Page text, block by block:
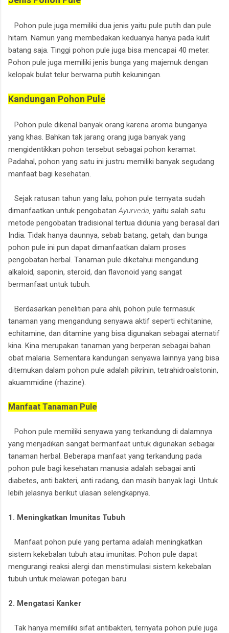
Pohon pule juga memiliki dua jenis yaitu pule putih dan pule
hitam. Namun yang membedakan keduanya hanya pada kulit
batang saja. Tinggi pohon pule juga bisa mencapai 40 meter.
Pohon pule juga memiliki jenis bunga yang majemuk dengan
kelopak bulat telur berwarna putih kekuningan.
Kandungan Pohon Pule
Pohon pule dikenal banyak orang karena aroma bunganya
yang khas. Bahkan tak jarang orang juga banyak yang
mengidentikkan pohon tersebut sebagai pohon keramat.
Padahal, pohon yang satu ini justru memiliki banyak segudang
manfaat bagi kesehatan.
Sejak ratusan tahun yang lalu, pohon pule ternyata sudah
dimanfaatkan untuk pengobatanAyurveda, yaitu salah satu
metode pengobatan tradisional tertua didunia yang berasal dari
India. Tidak hanya daunnya, sebab batang, getah, dan bunga
pohon pule ini pun dapat dimanfaatkan dalam proses
pengobatan herbal. Tanaman pule diketahui mengandung
alkaloid, saponin, steroid, dan flavonoid yang sangat
bermanfaat untuk tubuh.
Berdasarkan penelitian para ahli, pohon pule termasuk
tanaman yang mengandung senyawa aktif seperti echitanine,
echitamine, dan ditamine yang bisa digunakan sebagai aternatif
kina. Kina merupakan tanaman yang berperan sebagai bahan
obat malaria. Sementara kandungan senyawa lainnya yang bisa
ditemukan dalam pohon pule adalah pikrinin, tetrahidroalstonin,
akuammidine (rhazine).
Manfaat Tanaman Pule
Pohon pule memiliki senyawa yang terkandung di dalamnya
yang menjadikan sangat bermanfaat untuk digunakan sebagai
tanaman herbal. Beberapa manfaat yang terkandung pada
pohon pule bagi kesehatan manusia adalah sebagai anti
diabetes, anti bakteri, anti radang, dan masih banyak lagi. Untuk
lebih jelasnya berikut ulasan selengkapnya.
1. Meningkatkan Imunitas Tubuh
Manfaat pohon pule yang pertama adalah meningkatkan
sistem kekebalan tubuh atau imunitas. Pohon pule dapat
mengurangi reaksi alergi dan menstimulasi sistem kekebalan
tubuh untuk melawan potegan baru.
2. Mengatasi Kanker
Tak hanya memiliki sifat antibakteri, ternyata pohon pule juga